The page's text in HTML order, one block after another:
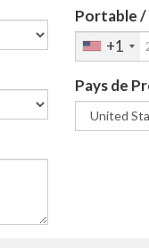
DES
numéro de
des tenues à
plus grand que
tout
Portable /
+1
Pays de